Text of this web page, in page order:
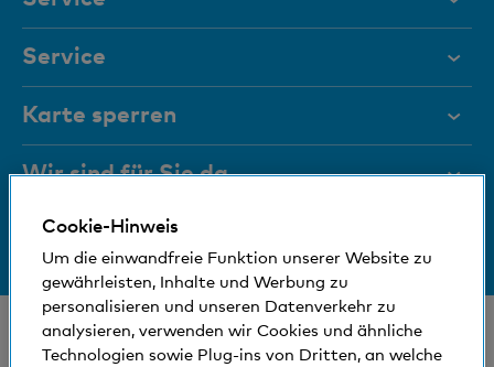
Hilfe & Kontakt
Dokumente
Magazin
Führungsgremien
Medien
Sozial und umweltfreundlich
Service
Digital Banking
Hilfe und Kontakt
Newsletter
Standorte
Self Onboarding
Karte sperren
+41 (0)800 88 99 66
Wir sind für Sie da
Hilfe & Kontakt
Bankinfos
© Bank Cler AG
Rechtliche Bedingungen und Hinweise
Cookie-Hinweis
Um die einwandfreie Funktion unserer Website zu
gewährleisten, Inhalte und Werbung zu
personalisieren und unseren Datenverkehr zu
analysieren, verwenden wir Cookies und ähnliche
Technologien sowie Plug-ins von Dritten, an welche